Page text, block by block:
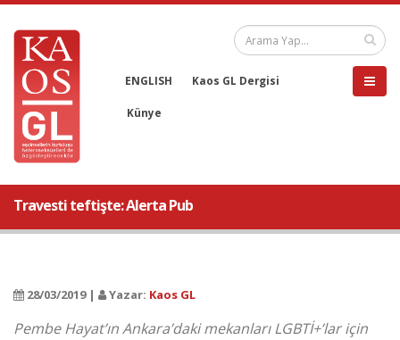
ENGLISH Kaos GL Dergisi
Künye
Travesti teftişte: Alerta Pub
28/03/2019 | Yazar: Kaos GL
Pembe Hayat’ın Ankara’daki mekanları LGBTİ+’lar için